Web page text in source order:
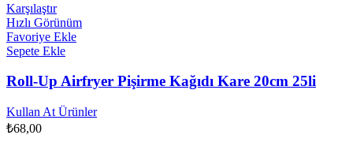
Karşılaştır
Hızlı Görünüm
Favoriye Ekle
Sepete Ekle
Roll-Up Airfryer Pişirme Kağıdı Kare 20cm 25li
Kullan At Ürünler
₺68,00